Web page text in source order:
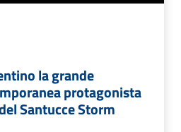
la grande
protagonista
Santucce Storm